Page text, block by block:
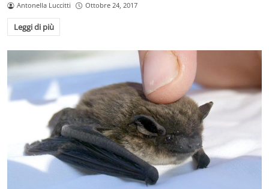
Antonella Luccitti Ottobre 24, 2017
Leggi di più